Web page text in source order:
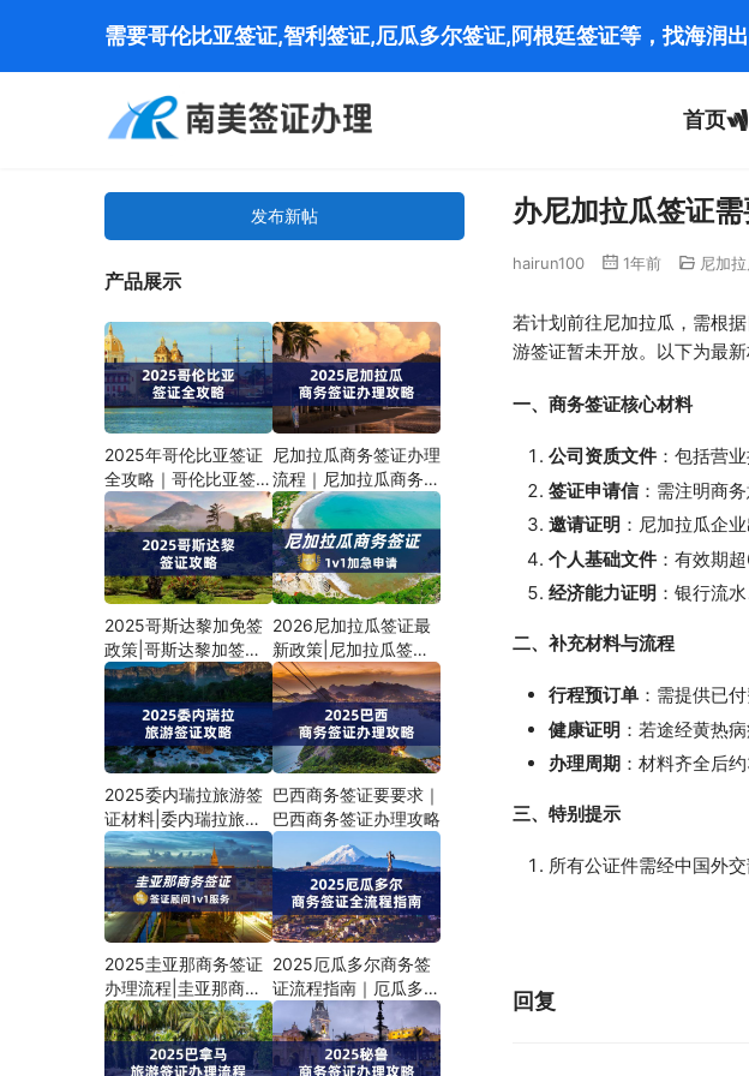
首页
办尼加拉瓜签证
hairun100 1年前 尼加拉
若计划前往尼加拉瓜，需根
游签证暂未开放。以下为最
一、商务签证核心材料
公司资质文件：包括营
签证申请信：需注明商
邀请证明 ：尼加拉瓜企
个人基础文件：有效期
经济能力证明 ：银行流
二、补充材料与流程
行程预订单 ：需提供已
健康证明 ：若途经黄热
办理周期 ：材料齐全后
三、特别提示
所有公证件需经中国外
回复
发布新帖
产品展示
2025年哥伦比亚签证
全攻略｜哥伦比亚签证
怎么办理
尼加拉瓜商务签证办理
流程｜尼加拉瓜商务签
证材料
2025哥斯达黎加免签
政策|哥斯达黎加签证
类型
2026尼加拉瓜签证最
新政策|尼加拉瓜签证
办理流程
2025委内瑞拉旅游签
证材料|委内瑞拉旅游
签证办理流程
巴西商务签证要要求｜
巴西商务签证办理攻略
2025圭亚那商务签证
办理流程|圭亚那商务
签证材料要求
2025厄瓜多尔商务签
证流程指南｜厄瓜多尔
商务签证材料
需要哥伦比亚签证,智利签证,厄瓜多尔签证,阿根廷签证等，找海润